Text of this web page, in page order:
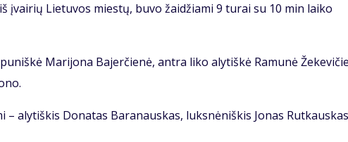
įvairių Lietuvos miestų, buvo žaidžiami 9 turai su 10 min laiko
Marijona Bajerčienė, antra liko alytiškė Ramunė
– alytiškis Donatas Baranauskas, luksnėniškis Jonas